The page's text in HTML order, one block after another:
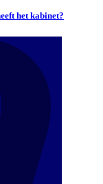
het kabinet?